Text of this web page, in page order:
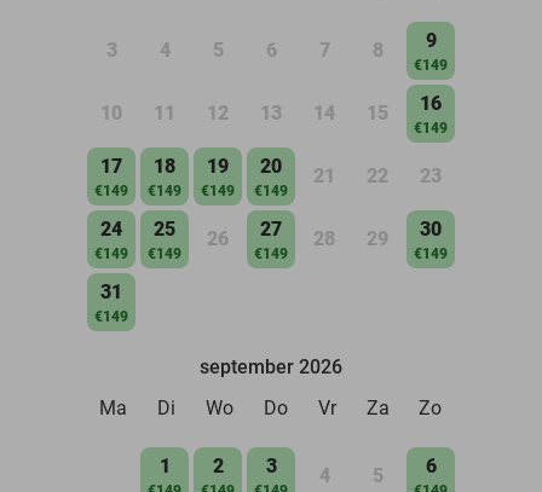
3 4 5 6 7 8 9
€149
10 11 12 13 14 15 16
€149
17
€149
18
€149
19
€149
20
€149
21 22 23
24
€149
25
€149
26 27
€149
28 29 30
€149
31
€149
september 2026
Ma
Di Wo Do Vr Za Zo
1 2 3 4 5 6